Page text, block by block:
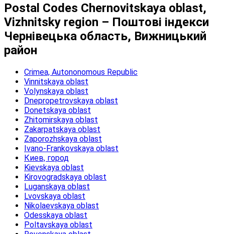
Postal Codes Chernovitskaya oblast,
Vizhnitsky region – Поштові індекси
Чернівецька область, Вижницький
район
Crimea, Autononomous Republic
Vinnitskaya oblast
Volynskaya oblast
Dnepropetrovskaya oblast
Donetskaya oblast
Zhitomirskaya oblast
Zakarpatskaya oblast
Zaporozhskaya oblast
Ivano-Frankovskaya oblast
Киев, город
Kievskaya oblast
Kirovogradskaya oblast
Luganskaya oblast
Lvovskaya oblast
Nikolaevskaya oblast
Odesskaya oblast
Poltavskaya oblast